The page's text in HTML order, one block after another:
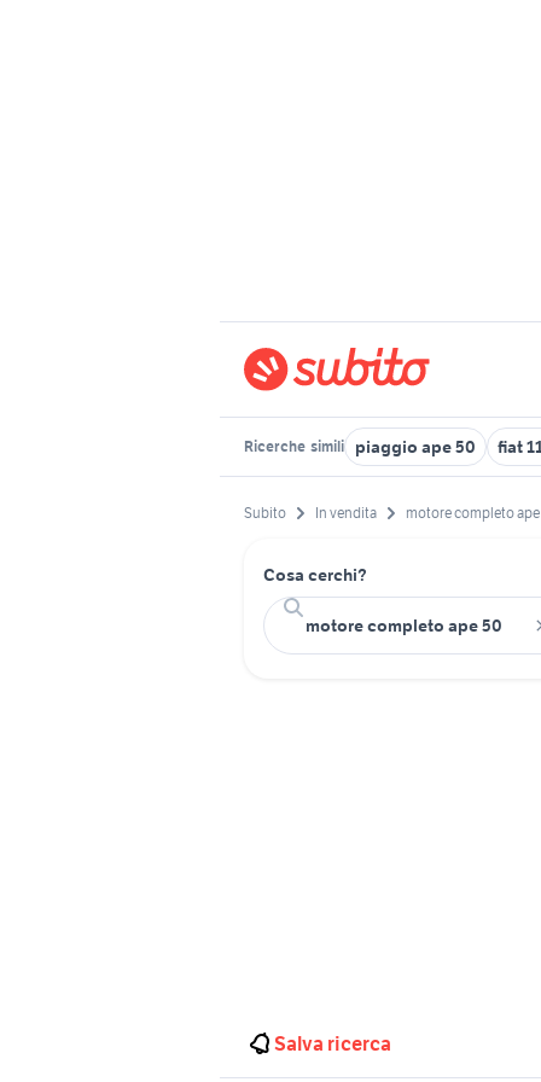
Ricerche simili piaggio ape 50 fiat
Subito In vendita motore completo
Cosa cerchi?
Salva ricerca